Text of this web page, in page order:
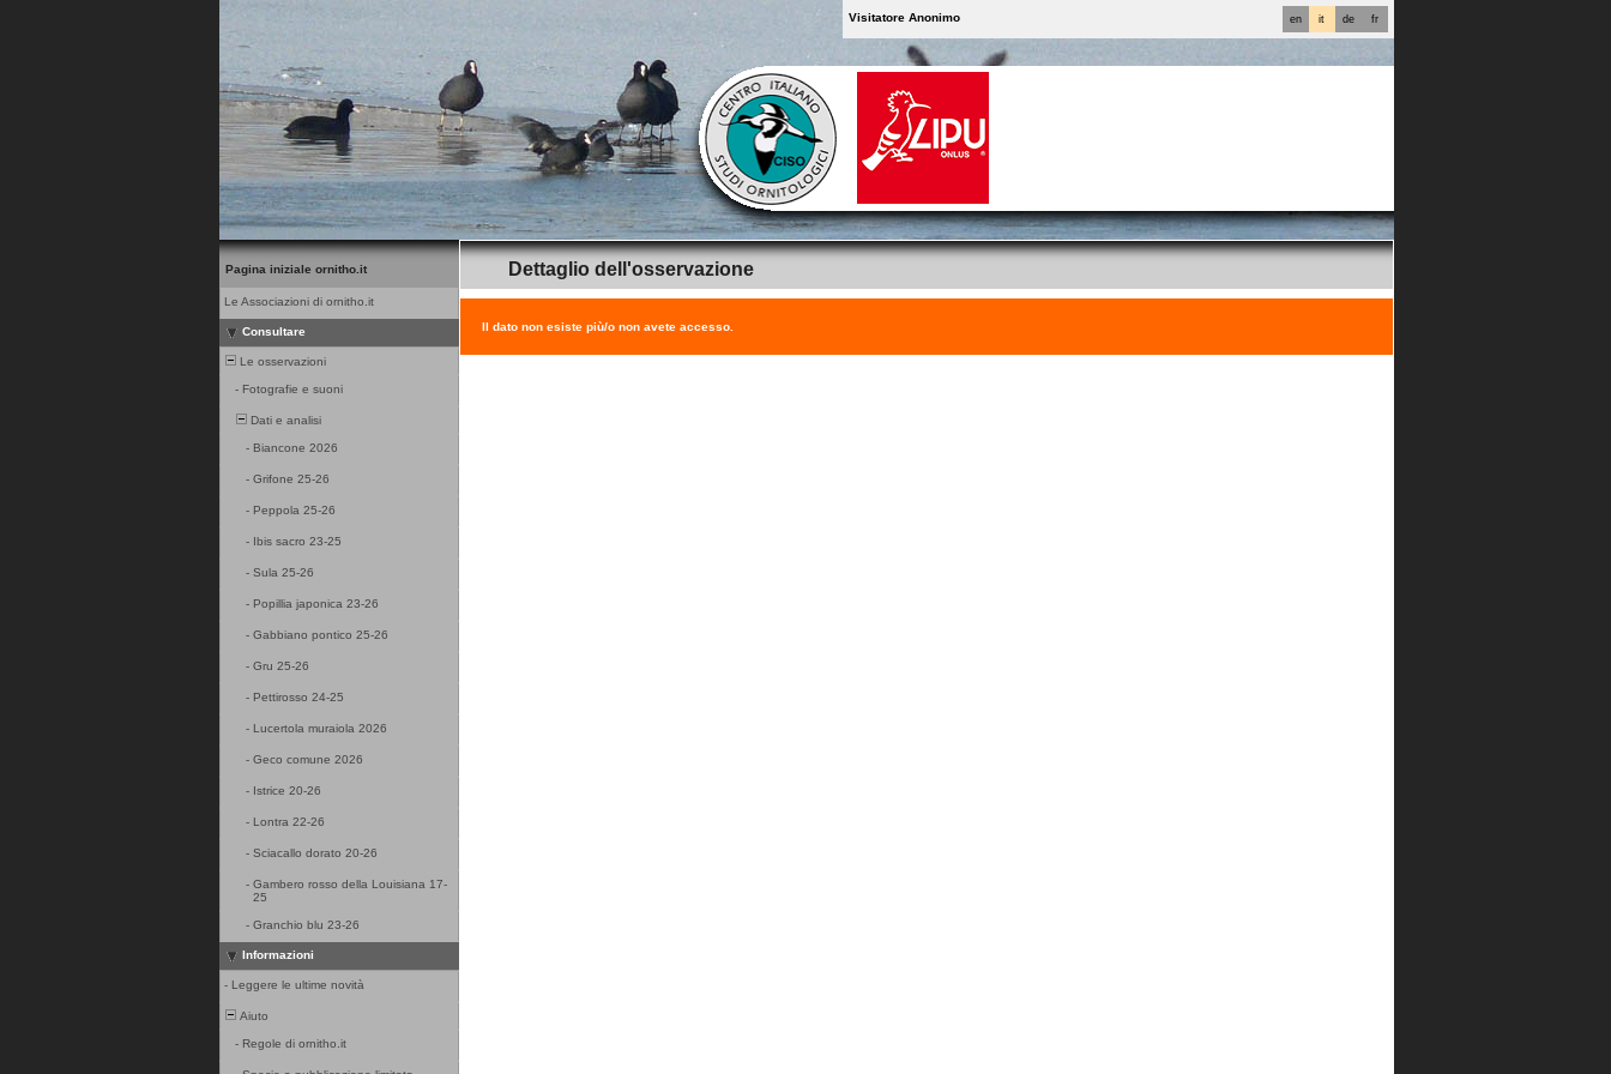
fr
de
it
en
Visitatore Anonimo
Pagina iniziale ornitho.it
Le Associazioni di ornitho.it
Consultare
Le osservazioni
- Fotografie e suoni
Dati e analisi
- Biancone 2026
- Grifone 25-26
- Peppola 25-26
- Ibis sacro 23-25
- Sula 25-26
- Popillia japonica 23-26
- Gabbiano pontico 25-26
- Gru 25-26
- Pettirosso 24-25
- Lucertola muraiola 2026
- Geco comune 2026
- Istrice 20-26
- Lontra 22-26
- Sciacallo dorato 20-26
- Gambero rosso della Louisiana 17-
25
- Granchio blu 23-26
Informazioni
- Leggere le ultime novità
Aiuto
- Regole di ornitho.it
Dettaglio dell'osservazione
Il dato non esiste più/o non avete accesso.